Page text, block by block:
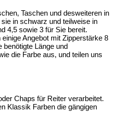
Taschen und desweiteren in
in schwarz und teilweise in
4,5 sowie 3 für Sie bereit.
Angebot mit Zipperstärke 8
benötigte Länge und
die Farbe aus, und teilen uns
Chaps für Reiter verarbeitet.
Klassik Farben die gängigen